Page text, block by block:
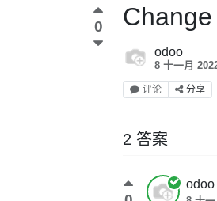
0
odoo
8 十一月
评论 分享
2 答案
odoo